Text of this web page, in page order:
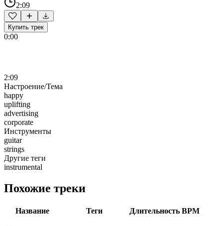
2:09
Купить трек
0:00
2:09
Настроение/Тема
happy
uplifting
advertising
corporate
Инструменты
guitar
strings
Другие теги
instrumental
Похожие треки
Название Теги Длительность BPM